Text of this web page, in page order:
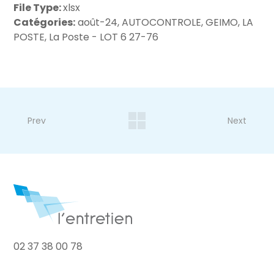
File Type:xlsx
Catégories:août-24, AUTOCONTROLE, GEIMO, LA
POSTE, La Poste - LOT 6 27-76
Prev Next
02 37 38 00 78